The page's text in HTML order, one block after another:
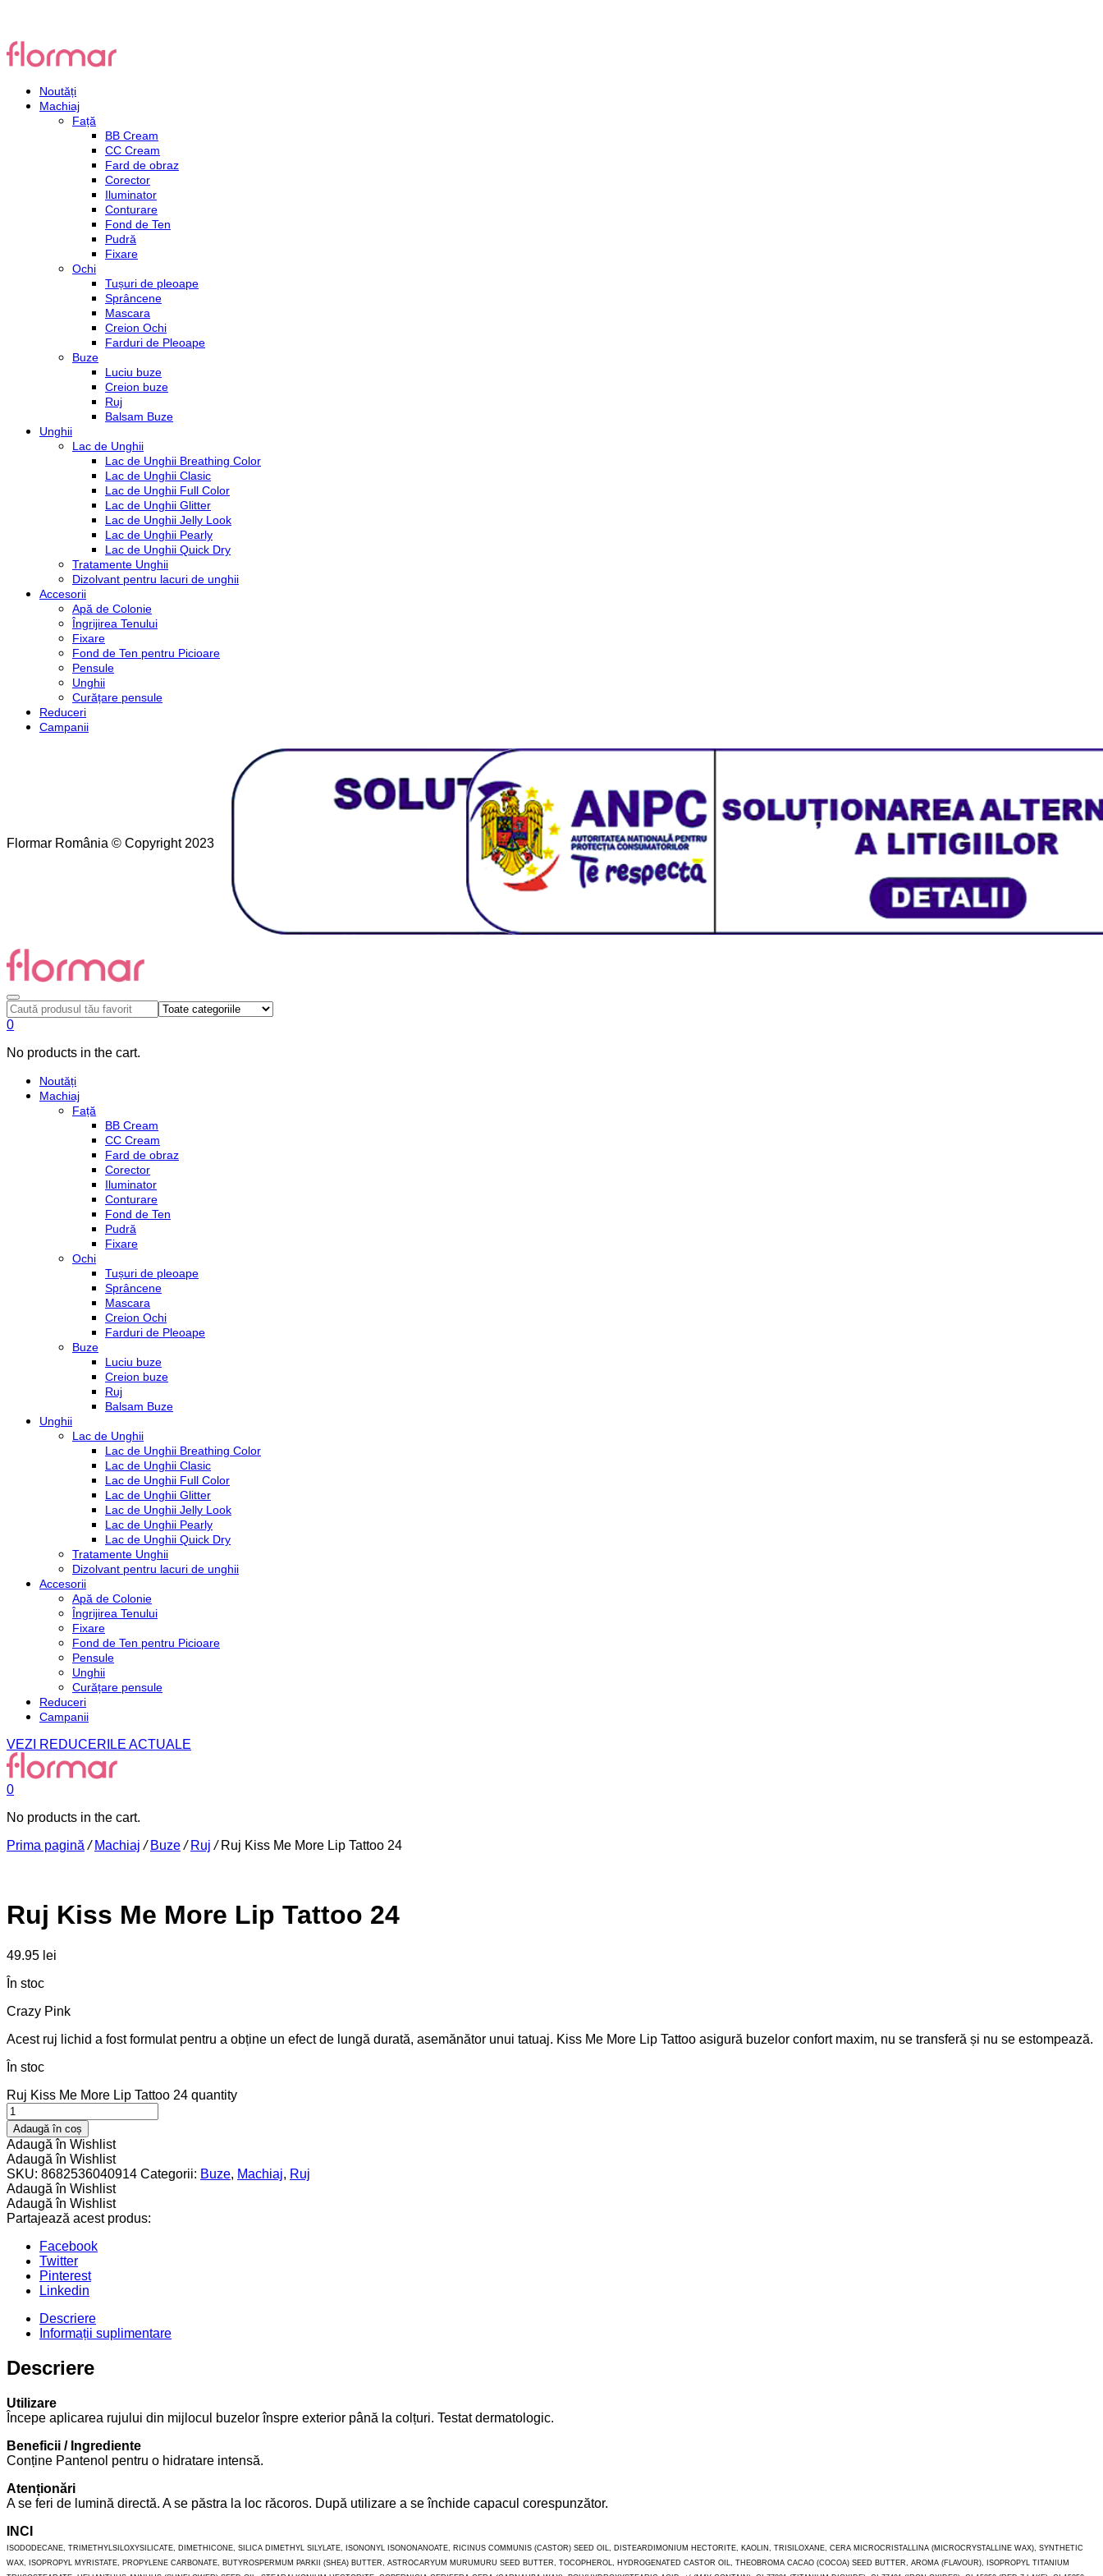
Noutăți
Machiaj
Față
BB Cream
CC Cream
Fard de obraz
Corector
Iluminator
Conturare
Fond de Ten
Pudră
Fixare
Ochi
Tușuri de pleoape
Sprâncene
Mascara
Creion Ochi
Farduri de Pleoape
Buze
Luciu buze
Creion buze
Ruj
Balsam Buze
Unghii
Lac de Unghii
Lac de Unghii Breathing Color
Lac de Unghii Clasic
Lac de Unghii Full Color
Lac de Unghii Glitter
Lac de Unghii Jelly Look
Lac de Unghii Pearly
Lac de Unghii Quick Dry
Tratamente Unghii
Dizolvant pentru lacuri de unghii
Accesorii
Apă de Colonie
Îngrijirea Tenului
Fixare
Fond de Ten pentru Picioare
Pensule
Unghii
Curățare pensule
Reduceri
Campanii
Flormar România © Copyright 2023
0
No products in the cart.
Noutăți
Machiaj
Față
BB Cream
CC Cream
Fard de obraz
Corector
Iluminator
Conturare
Fond de Ten
Pudră
Fixare
Ochi
Tușuri de pleoape
Sprâncene
Mascara
Creion Ochi
Farduri de Pleoape
Buze
Luciu buze
Creion buze
Ruj
Balsam Buze
Unghii
Lac de Unghii
Lac de Unghii Breathing Color
Lac de Unghii Clasic
Lac de Unghii Full Color
Lac de Unghii Glitter
Lac de Unghii Jelly Look
Lac de Unghii Pearly
Lac de Unghii Quick Dry
Tratamente Unghii
Dizolvant pentru lacuri de unghii
Accesorii
Apă de Colonie
Îngrijirea Tenului
Fixare
Fond de Ten pentru Picioare
Pensule
Unghii
Curățare pensule
Reduceri
Campanii
VEZI REDUCERILE ACTUALE
0
No products in the cart.
Prima pagină / Machiaj / Buze/ Ruj / Ruj Kiss Me More Lip Tattoo 24
Ruj Kiss Me More Lip Tattoo 24
49.95 lei
În stoc
Crazy Pink
Acest ruj lichid a fost formulat pentru a obține un efect de lungă durată, asemănător unui tatuaj. Kiss Me More Lip Tattoo asigură buzelor confort maxim, nu se transferă și nu se estompează.
În stoc
Ruj Kiss Me More Lip Tattoo 24 quantity
Adaugă în coș
Adaugă în Wishlist
Adaugă în Wishlist
SKU: 8682536040914 Categorii: Buze, Machiaj, Ruj
Adaugă în Wishlist
Adaugă în Wishlist
Partajează acest produs:
Facebook
Twitter
Pinterest
Linkedin
Descriere
Informații suplimentare
Descriere
Utilizare
Începe aplicarea rujului din mijlocul buzelor înspre exterior până la colțuri. Testat dermatologic.
Beneficii / Ingrediente
Conține Pantenol pentru o hidratare intensă.
Atenționări
A se feri de lumină directă. A se păstra la loc răcoros. După utilizare a se închide capacul corespunzător.
INCI
ISODODECANE, TRIMETHYLSILOXYSILICATE, DIMETHICONE, SILICA DIMETHYL SILYLATE, ISONONYL ISONONANOATE, RICINUS COMMUNIS (CASTOR) SEED OIL, DISTEARDIMONIUM HECTORITE, KAOLIN, TRISILOXANE, CERA MICROCRISTALLINA (MICROCRYSTALLINE WAX), SYNTHETIC
WAX, ISOPROPYL MYRISTATE, PROPYLENE CARBONATE, BUTYROSPERMUM PARKII (SHEA) BUTTER, ASTROCARYUM MURUMURU SEED BUTTER, TOCOPHEROL, HYDROGENATED CASTOR OIL, THEOBROMA CACAO (COCOA) SEED BUTTER, AROMA (FLAVOUR), ISOPROPYL TITANIUM